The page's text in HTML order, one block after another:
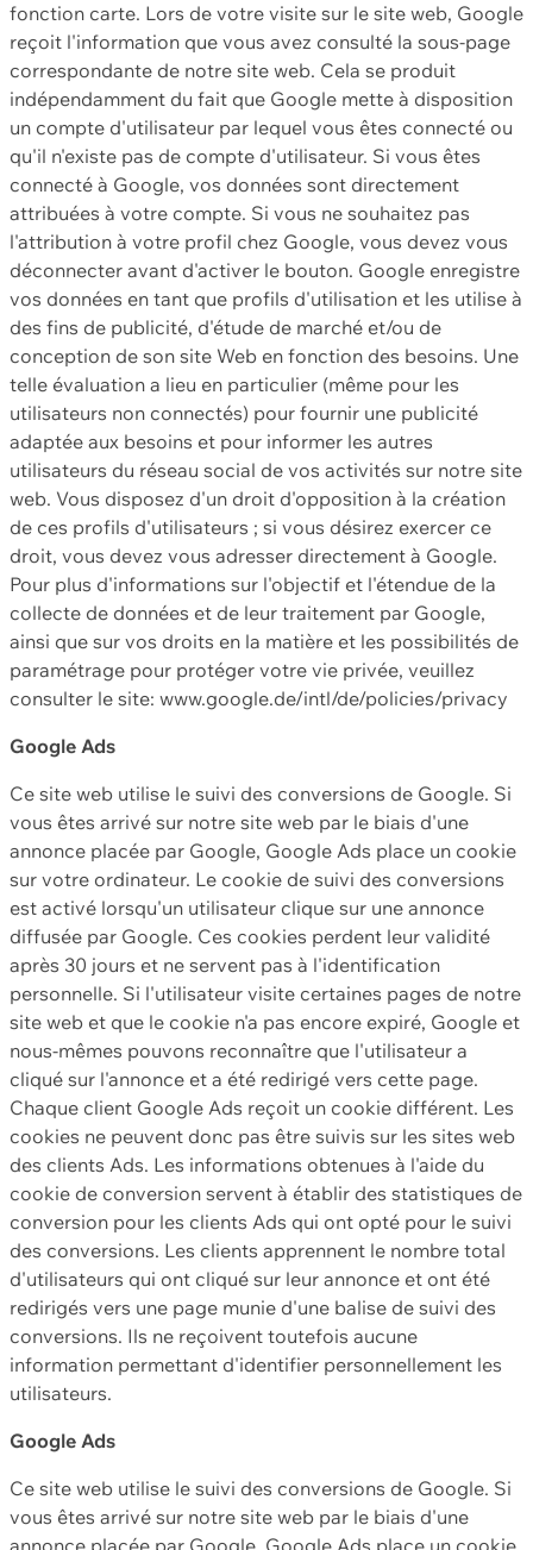
fonction carte. Lors de votre visite sur le site web, Google
reçoit l'information que vous avez consulté la sous-page
correspondante de notre site web. Cela se produit
indépendamment du fait que Google mette à disposition
un compte d'utilisateur par lequel vous êtes connecté ou
qu'il n'existe pas de compte d'utilisateur. Si vous êtes
connecté à Google, vos données sont directement
attribuées à votre compte. Si vous ne souhaitez pas
l'attribution à votre profil chez Google, vous devez vous
déconnecter avant d'activer le bouton. Google enregistre
vos données en tant que profils d'utilisation et les utilise à
des fins de publicité, d'étude de marché et/ou de
conception de son site Web en fonction des besoins. Une
telle évaluation a lieu en particulier (même pour les
utilisateurs non connectés) pour fournir une publicité
adaptée aux besoins et pour informer les autres
utilisateurs du réseau social de vos activités sur notre site
web. Vous disposez d'un droit d'opposition à la création
de ces profils d'utilisateurs ; si vous désirez exercer ce
droit, vous devez vous adresser directement à Google.
Pour plus d'informations sur l'objectif et l'étendue de la
collecte de données et de leur traitement par Google,
ainsi que sur vos droits en la matière et les possibilités de
paramétrage pour protéger votre vie privée, veuillez
consulter le site: www.google.de/intl/de/policies/privacy
Google Ads
Ce site web utilise le suivi des conversions de Google. Si
vous êtes arrivé sur notre site web par le biais d'une
annonce placée par Google, Google Ads place un cookie
sur votre ordinateur. Le cookie de suivi des conversions
est activé lorsqu'un utilisateur clique sur une annonce
diffusée par Google. Ces cookies perdent leur validité
après 30 jours et ne servent pas à l'identification
personnelle. Si l'utilisateur visite certaines pages de notre
site web et que le cookie n'a pas encore expiré, Google et
nous-mêmes pouvons reconnaître que l'utilisateur a
cliqué sur l'annonce et a été redirigé vers cette page.
Chaque client Google Ads reçoit un cookie différent. Les
cookies ne peuvent donc pas être suivis sur les sites web
des clients Ads. Les informations obtenues à l'aide du
cookie de conversion servent à établir des statistiques de
conversion pour les clients Ads qui ont opté pour le suivi
des conversions. Les clients apprennent le nombre total
d'utilisateurs qui ont cliqué sur leur annonce et ont été
redirigés vers une page munie d'une balise de suivi des
conversions. Ils ne reçoivent toutefois aucune
information permettant d'identifier personnellement les
utilisateurs.
Google Ads
Ce site web utilise le suivi des conversions de Google. Si
vous êtes arrivé sur notre site web par le biais d'une